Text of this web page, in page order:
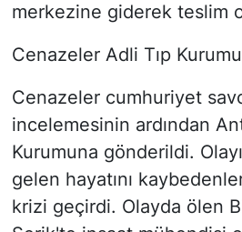
merkezine giderek teslim
Cenazeler Adli Tıp
Cenazeler cumhuriyet
incelemesinin ardından
Kurumuna gönderildi.
gelen hayatını
krizi geçirdi. Olayda ölen